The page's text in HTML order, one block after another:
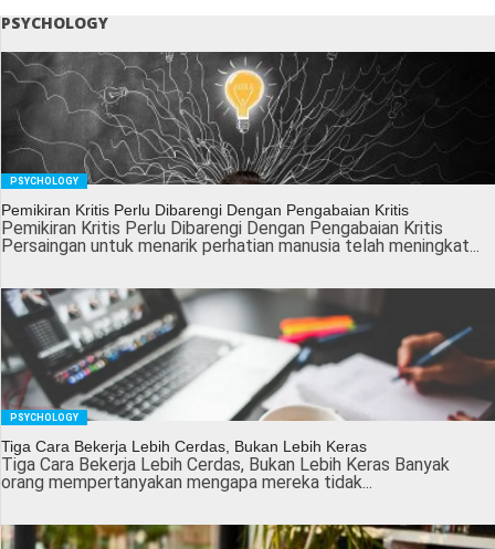
PSYCHOLOGY
PSYCHOLOGY
Pemikiran Kritis Perlu Dibarengi Dengan Pengabaian Kritis
Pemikiran Kritis Perlu Dibarengi Dengan Pengabaian Kritis
Persaingan untuk menarik perhatian manusia telah meningkat...
PSYCHOLOGY
Tiga Cara Bekerja Lebih Cerdas, Bukan Lebih Keras
Tiga Cara Bekerja Lebih Cerdas, Bukan Lebih Keras Banyak
orang mempertanyakan mengapa mereka tidak...